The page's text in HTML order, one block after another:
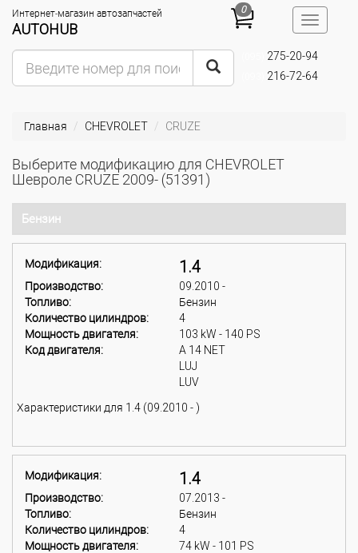
Toggle
0
Интернет-магазин автозапчастей
AUTOHUB
275-20-94
216-72-64
Главная CHEVROLET CRUZE
Выберите модификацию для CHEVROLET
Шевроле CRUZE 2009- (51391)
Бензин
Модификация: 1.4
Производство:
09.2010 -
Топливо:
Бензин
Количество цилиндров:
4
Мощность двигателя:
103 kW - 140 PS
Код двигателя:
A 14 NET
LUJ
LUV
Характеристики для 1.4 (09.2010 - )
Модификация: 1.4
Производство:
07.2013 -
Топливо:
Бензин
Количество цилиндров:
4
Мощность двигателя:
74 kW - 101 PS